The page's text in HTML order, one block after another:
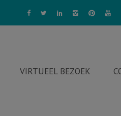
VIRTUEEL BEZOEK